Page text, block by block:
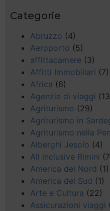
Categorie
Abruzzo (4)
Aeroporto (5)
affittacamere (3)
Affitti Immobiliari (7)
Africa (6)
Agenzie di viaggi
Agriturismo (29)
Agriturismo in
Agriturismo nella
Alberghi Jesolo (4)
All inclusive Rimini
America del Nord (1)
America del Sud (1)
Arte e Cultura (22)
Assicurazioni viaggi